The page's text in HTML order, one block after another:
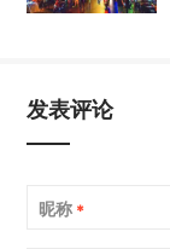
发表评论
昵称 *